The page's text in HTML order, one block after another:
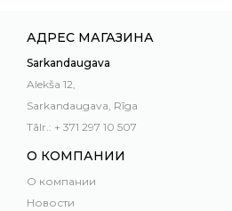
АДРЕС МАГАЗИНА
Sarkandaugava
Alekša 12,
Sarkandaugava, Rīga
Tālr.: + 371 297 10 507
О КОМПАНИИ
О компании
Новости